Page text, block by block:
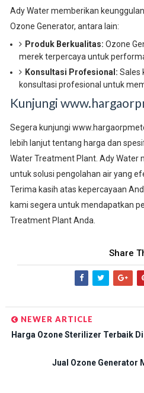
Ady Water memberikan
Ozone Generator, antara lain:
Produk Berkualitas: Ozone
merek terpercaya untuk
Konsultasi Profesional: Sales
konsultasi profesional untuk
Kunjungi
Segera kunjungi
lebih lanjut tentang harga dan
Water Treatment Plant. Ady Water
untuk solusi pengolahan air yang
Terima kasih atas kepercayaan
kami segera untuk mendapatkan
Treatment Plant Anda.
Share
NEWER ARTICLE
Harga Ozone Sterilizer Terbaik
Jual Ozone Generator